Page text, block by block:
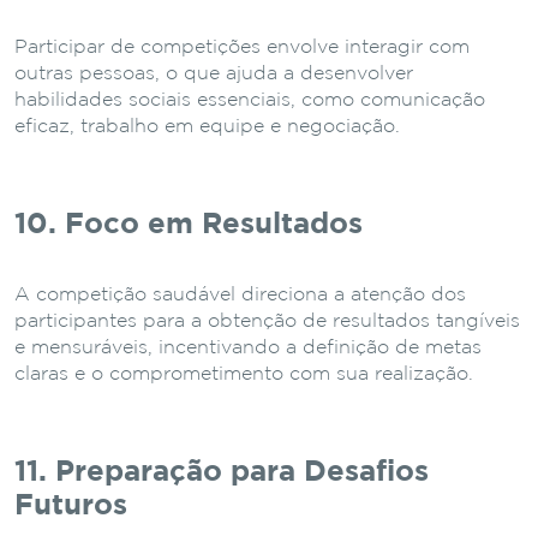
Participar de competições envolve interagir com
outras pessoas, o que ajuda a desenvolver
habilidades sociais essenciais, como comunicação
eficaz, trabalho em equipe e negociação.
10. Foco em Resultados
A competição saudável direciona a atenção dos
participantes para a obtenção de resultados tangíveis
e mensuráveis, incentivando a definição de metas
claras e o comprometimento com sua realização.
11. Preparação para Desafios
Futuros